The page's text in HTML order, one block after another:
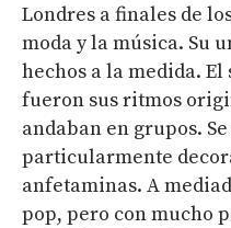
Londres a finales de
moda y la música. Su
hechos a la medida.
fueron sus ritmos
andaban en grupos.
particularmente
anfetaminas. A
pop, pero con mucho